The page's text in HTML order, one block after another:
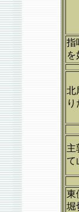
指
を
北
主
て
東
堀